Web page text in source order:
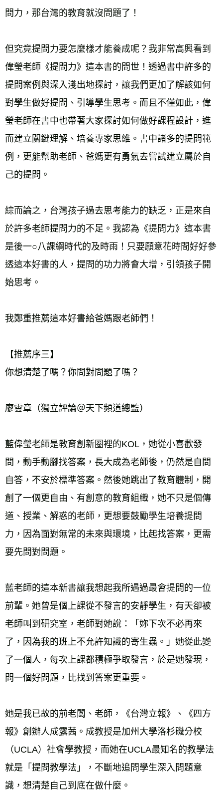
問力，那台灣的教育就沒問題了！
但究竟提問力要怎麼樣才能養成呢？我非常高興看到
偉瑩老師《提問力》這本書的問世！透過書中許多的
提問案例與深入淺出地探討，讓我們更加了解該如何
對學生做好提問、引導學生思考。而且不僅如此，偉
瑩老師在書中也帶著大家探討如何做好課程設計，進
而建立關鍵理解、培養專家思維。書中諸多的提問範
例，更能幫助老師、爸媽更有勇氣去嘗試建立屬於自
己的提問。
綜而論之，台灣孩子過去思考能力的缺乏，正是來自
於許多老師提問力的不足。我認為《提問力》這本書
是後一○八課綱時代的及時雨！只要願意花時間好好參
透這本好書的人，提問的功力將會大增，引領孩子開
始思考。
我鄭重推薦這本好書給爸媽跟老師們！
【推薦序三】
你想清楚了嗎？你問對問題了嗎？
廖雲章（獨立評論＠天下頻道總監）
藍偉瑩老師是教育創新圈裡的KOL，她從小喜歡發
問，動手動腳找答案，長大成為老師後，仍然是自問
自答，不安於標準答案。然後她跳出了教育體制，開
創了一個更自由、有創意的教育組織，她不只是個傳
道、授業、解惑的老師，更想要鼓勵學生培養提問
力，因為面對無常的未來與環境，比起找答案，更需
要先問對問題。
藍老師的這本新書讓我想起我所遇過最會提問的一位
前輩。她曾是個上課從不發言的安靜學生，有天卻被
老師叫到研究室，老師對她說：「妳下次不必再來
了，因為我的班上不允許知識的寄生蟲。」她從此變
了一個人，每次上課都積極爭取發言，於是她發現，
問一個好問題，比找到答案更重要。
她是我已故的前老闆、老師，《台灣立報》、《四方
報》創辦人成露茜。成教授是加州大學洛杉磯分校
（UCLA）社會學教授，而她在UCLA最知名的教學法
就是「提問教學法」，不斷地追問學生深入問題意
識，想清楚自己到底在做什麼。